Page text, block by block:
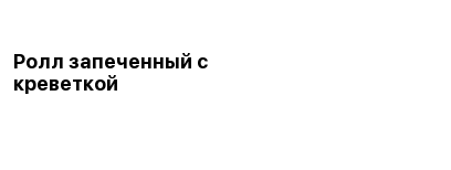
Ролл запеченный с
креветкой